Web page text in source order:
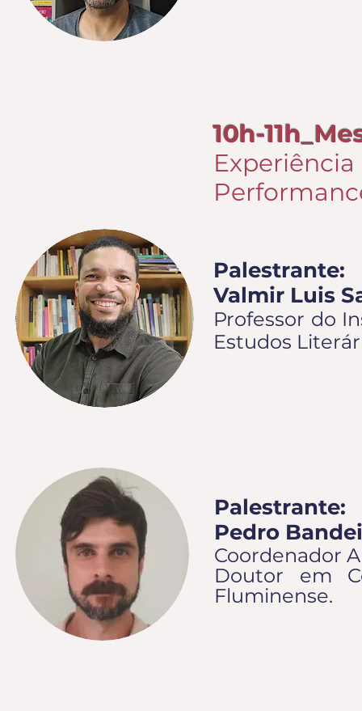
10h-
Palestrante:
Valmir Luis
Professor do
Estudos
Palestrante:
Pedro
Coordenador
Doutor em
Fluminense.